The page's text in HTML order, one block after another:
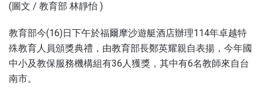
(圖文 / 教育部 林靜怡 )
教育部今(16)日下午於福爾摩沙遊艇酒店辦理114年卓越特
殊教育人員頒獎典禮，由教育部長鄭英耀親自表揚，今年國
中小及教保服務機構組有36人獲獎，其中有6名教師來自台
南市。